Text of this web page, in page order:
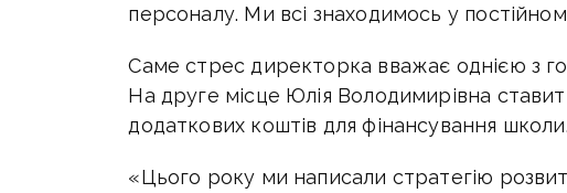
персоналу. Ми всі знаходимось у
Саме стрес директорка вважає однією з
На друге місце Юлія Володимирівна
додаткових коштів для фінансування школи.
«Цього року ми написали стратегію